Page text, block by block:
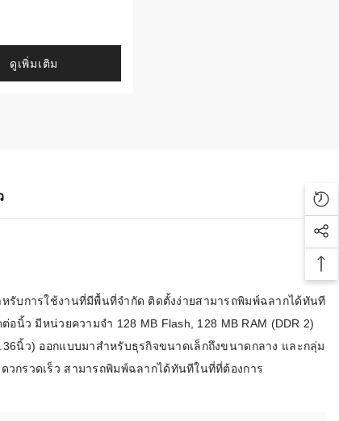
ดูเพิ่มเติม
หรับการใช้งานที่มีพื้นที่จำกัด ติดตั้งง่ายสามารถพิมพ์ฉลากได้ทันที
ว มีหน่วยความจำ 128 MB Flash, 128 MB RAM (DDR 2)
นิ้ว) ออกแบบมาสำหรับธุรกิจขนาดเล็กถึงขนาดกลาง และกลุ่ม
วกรวดเร็ว สามารถพิมพ์ฉลากได้ทันทีในที่ที่ต้องการ